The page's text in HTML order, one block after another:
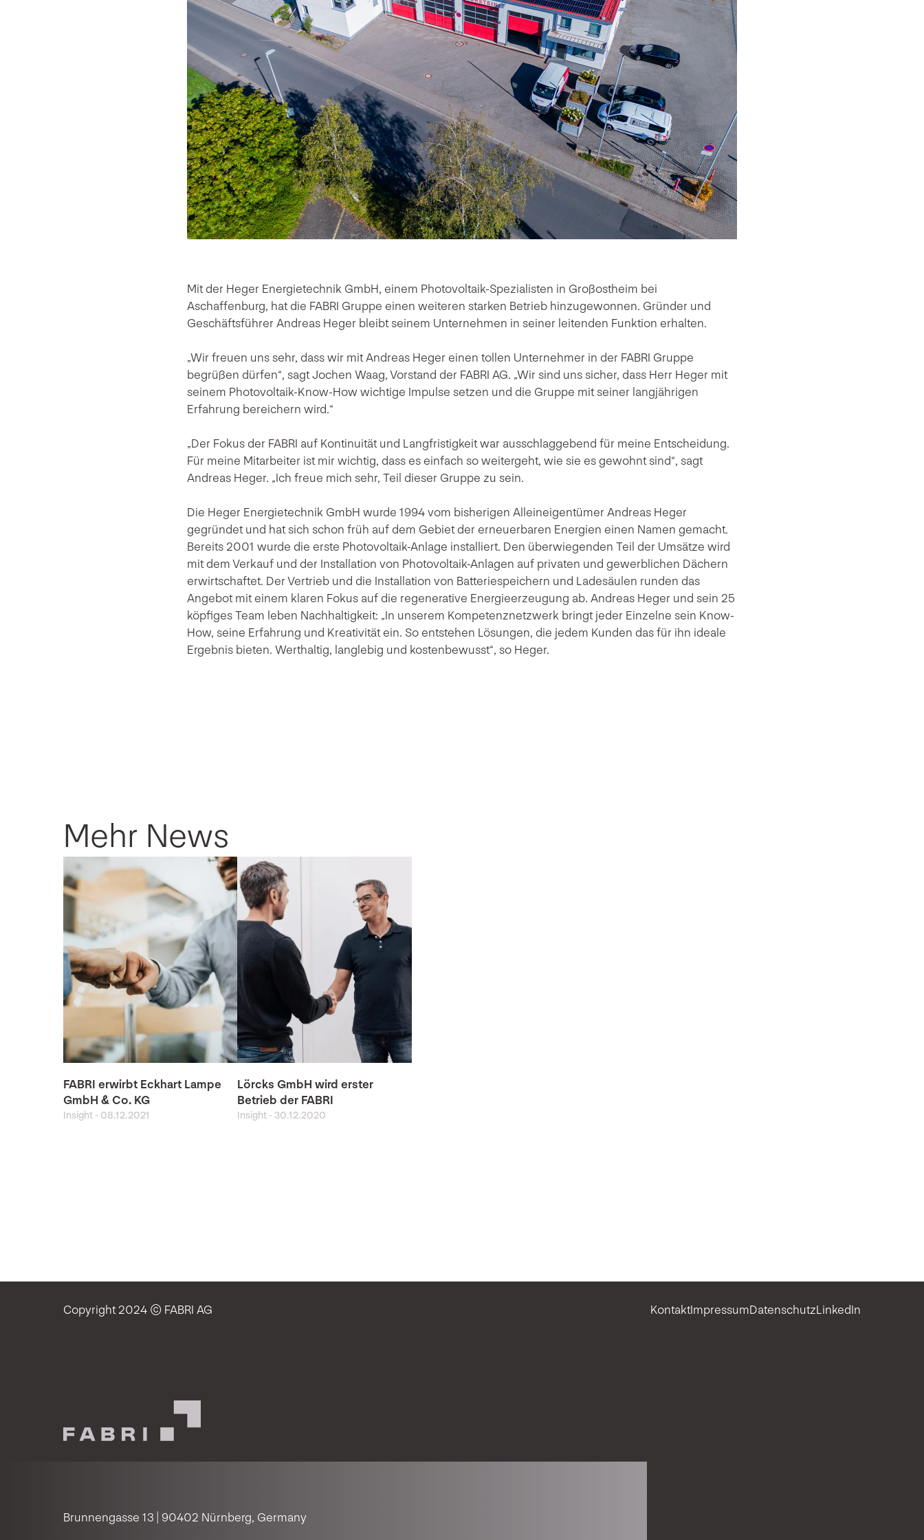
Mit der Heger Energietechnik GmbH, einem Photovoltaik-Spezialisten in Großostheim bei
Aschaffenburg, hat die FABRI Gruppe einen weiteren starken Betrieb hinzugewonnen. Gründer und
Geschäftsführer Andreas Heger bleibt seinem Unternehmen in seiner leitenden Funktion erhalten.
„Wir freuen uns sehr, dass wir mit Andreas Heger einen tollen Unternehmer in der FABRI Gruppe
begrüßen dürfen“, sagt Jochen Waag, Vorstand der FABRI AG. „Wir sind uns sicher, dass Herr Heger mit
seinem Photovoltaik-Know-How wichtige Impulse setzen und die Gruppe mit seiner langjährigen
Erfahrung bereichern wird.“
„Der Fokus der FABRI auf Kontinuität und Langfristigkeit war ausschlaggebend für meine Entscheidung.
Für meine Mitarbeiter ist mir wichtig, dass es einfach so weitergeht, wie sie es gewohnt sind“, sagt
Andreas Heger. „Ich freue mich sehr, Teil dieser Gruppe zu sein.
Die Heger Energietechnik GmbH wurde 1994 vom bisherigen Alleineigentümer Andreas Heger
gegründet und hat sich schon früh auf dem Gebiet der erneuerbaren Energien einen Namen gemacht.
Bereits 2001 wurde die erste Photovoltaik-Anlage installiert. Den überwiegenden Teil der Umsätze wird
mit dem Verkauf und der Installation von Photovoltaik-Anlagen auf privaten und gewerblichen Dächern
erwirtschaftet. Der Vertrieb und die Installation von Batteriespeichern und Ladesäulen runden das
Angebot mit einem klaren Fokus auf die regenerative Energieerzeugung ab. Andreas Heger und sein 25
köpfiges Team leben Nachhaltigkeit: „In unserem Kompetenznetzwerk bringt jeder Einzelne sein Know-
How, seine Erfahrung und Kreativität ein. So entstehen Lösungen, die jedem Kunden das für ihn ideale
Ergebnis bieten. Werthaltig, langlebig und kostenbewusst“, so Heger.
Mehr News
FABRI erwirbt Eckhart Lampe
GmbH & Co. KG
Insight - 08.12.2021
Lörcks GmbH wird erster
Betrieb der FABRI
Insight - 30.12.2020
Copyright 2024 © FABRI AG KontaktImpressumDatenschutzLinkedIn
Brunnengasse 13 | 90402 Nürnberg, Germany